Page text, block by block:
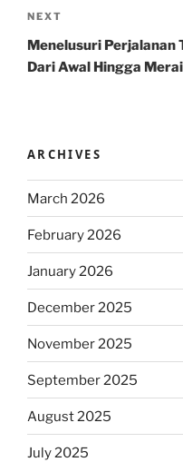
Next
Post
NEXT
Menelusuri Perjalanan
Dari Awal Hingga
ARCHIVES
March 2026
February 2026
January 2026
December 2025
November 2025
September 2025
August 2025
July 2025